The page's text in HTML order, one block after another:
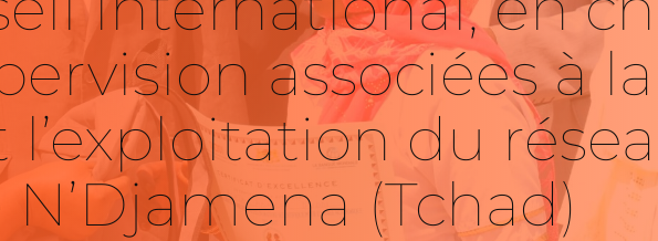
associées à la
du
(Tchad)